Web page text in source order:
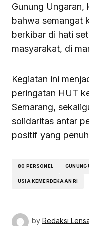
Gunung Ungaran,
bahwa semangat
berkibar di hati
masyarakat, di
Kegiatan ini
peringatan HUT
Semarang,
solidaritas antar
positif yang
80 PERSONEL GUNUNG
USIA KEMERDEKAAN RI
by Redaksi